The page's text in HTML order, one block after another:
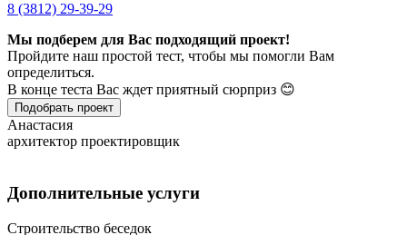
8 (3812) 29-39-29
Мы подберем для Вас подходящий проект!
Пройдите наш простой тест, чтобы мы помогли Вам
определиться.
В конце теста Вас ждет приятный сюрприз 😊
Подобрать проект
Анастасия
архитектор проектировщик
Дополнительные услуги
Строительство беседок